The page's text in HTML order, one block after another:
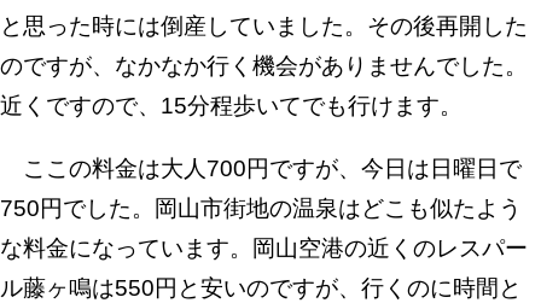
と思った時には倒産していました。その後再開した
のですが、なかなか行く機会がありませんでした。
近くですので、15分程歩いてでも行けます。
ここの料金は大人700円ですが、今日は日曜日で
750円でした。岡山市街地の温泉はどこも似たよう
な料金になっています。岡山空港の近くのレスパー
ル藤ヶ鳴は550円と安いのですが、行くのに時間と